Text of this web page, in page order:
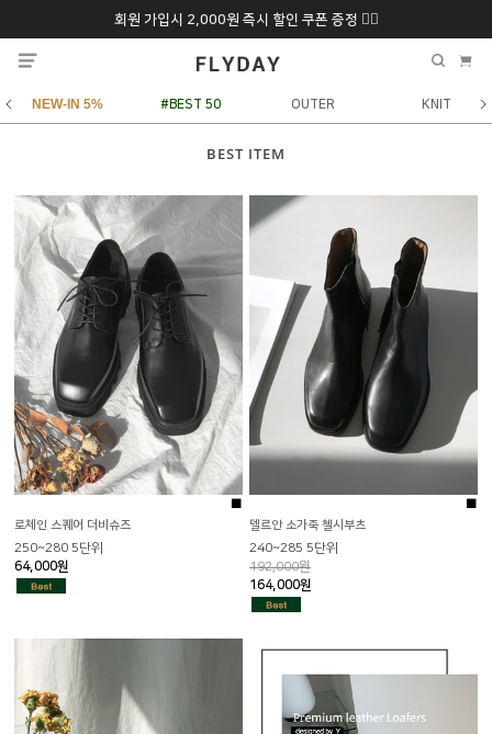
회원 가입시 2,000원 즉시 할인 쿠폰 증정 ❤️‍🔥
추석 특별 할인 10~20% 9/6 화 ~ 9/12월
NEW-IN 5% #BEST 50 OUTER KNIT
BEST ITEM
로체인 스퀘어 더비슈즈
250~280 5단위
64,000원
델르안 소가죽 첼시부츠
240~285 5단위
192,000원
164,000원